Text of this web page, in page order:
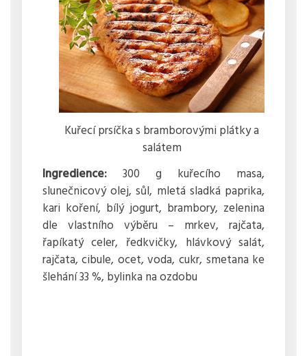
Kuřecí prsíčka s bramborovými plátky a
salátem
Ingredience:300 g kuřecího masa,
slunečnicový olej, sůl, mletá sladká paprika,
kari koření, bílý jogurt, brambory, zelenina
dle vlastního výběru – mrkev, rajčata,
řapíkatý celer, ředkvičky, hlávkový salát,
rajčata, cibule, ocet, voda, cukr, smetana ke
šlehání 33 %, bylinka na ozdobu